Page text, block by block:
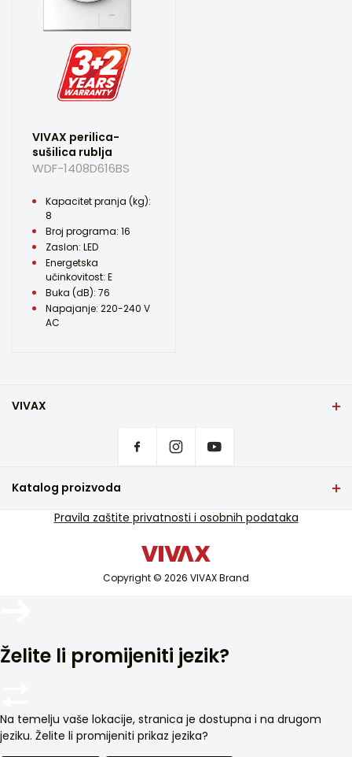
VIVAX perilica-
sušilica rublja
WDF-1408D616BS
Kapacitet pranja (kg):
8
Broj programa: 16
Zaslon: LED
Energetska
učinkovitost: E
Buka (dB): 76
Napajanje: 220-240 V
AC
VIVAX
Česta pitanja
Servisna podrška u jamstvu
Katalog proizvoda
TV i audio
Copyright © 2026 VIVAX Brand
Pravila zaštite privatnosti i osobnih podataka
Želite li promijeniti jezik?
Na temelju vaše lokacije, stranica je dostupna i na drugom
jeziku. Želite li promijeniti prikaz jezika?